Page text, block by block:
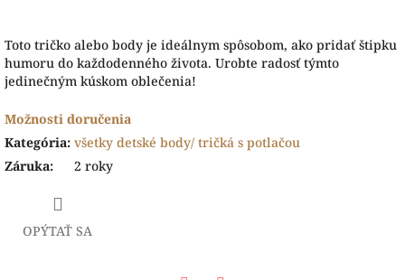
Toto tričko alebo body je ideálnym spôsobom, ako pridať štipku
humoru do každodenného života. Urobte radosť týmto
jedinečným kúskom oblečenia!
Možnosti doručenia
Kategória: všetky detské body/ tričká s potlačou
Záruka: 2 roky
OPÝTAŤ SA